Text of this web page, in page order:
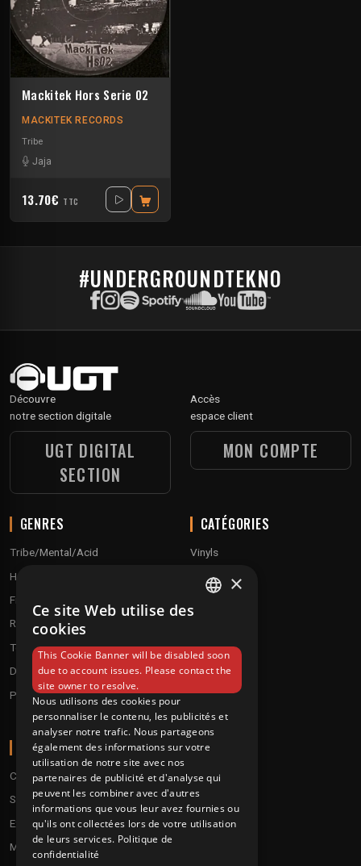
Mackitek Hors Serie 02
MACKITEK RECORDS
Tribe
Jaja
13.70€ TTC
#UNDERGROUNDTEKNO
Découvre
notre section digitale
UGT DIGITAL
SECTION
Accès
espace client
MON COMPTE
GENRES
Tribe/Mental/Acid
Hardtek / Hardfloor
Frenchcore/Hardcore
Raggatek/ Jungletek
Techno / Hard Techno / Electro
Drum'n'Bass/Raggajungle
Pre order
CATÉGORIES
Vinyls
Cd's
A PROPOS
Conditions
Service client
Expédition & retours
Modes de paiement
×
Ce site Web utilise des
cookies
This Cookie Banner will be disabled soon
due to account issues. Please contact the
site owner to resolve.
Nous utilisons des cookies pour
personnaliser le contenu, les publicités et
analyser notre trafic. Nous partageons
également des informations sur votre
utilisation de notre site avec nos
partenaires de publicité et d'analyse qui
peuvent les combiner avec d'autres
informations que vous leur avez fournies ou
qu'ils ont collectées lors de votre utilisation
de leurs services. Politique de
confidentialité